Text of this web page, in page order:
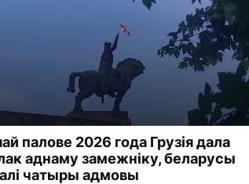
палове 2026 года Грузія дала
аднаму замежніку, беларусы
чатыры адмовы